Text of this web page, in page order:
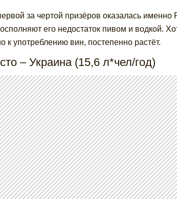
за чертой призёров оказалась
его недостаток пивом и водкой.
к употреблению вин, постепенно растёт.
– Украина (15,6 л*чел/год)